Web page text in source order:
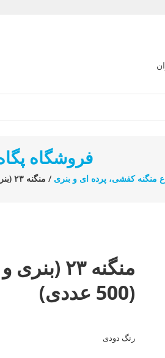
فروشگاه
منگنه کفشی، پرده ای و بنری / منگنه ۲۳ (بنری و حمامی) دودی (500 عددی)
منگنه ۲۳
(500 عددی)
رنگ دودی